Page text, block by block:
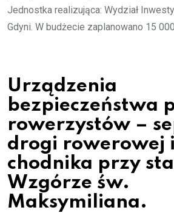
Jednostka realizująca: Wydział
Gdyni. W budżecie zaplanowano 15 000
Urządzenia
bezpieczeństwa
rowerzystów –
drogi rowerowej i
chodnika przy
Wzgórze św.
Maksymiliana.